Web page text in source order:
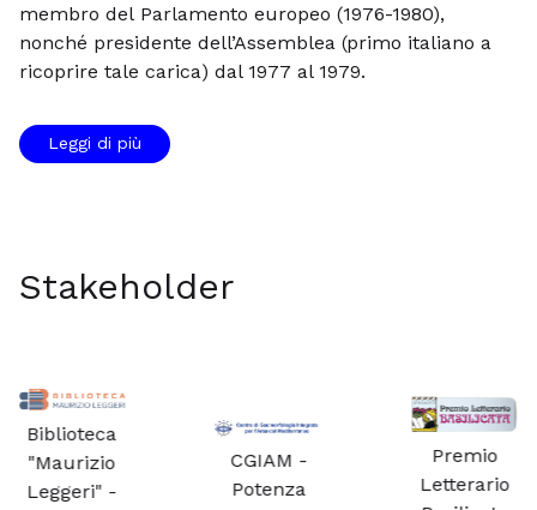
membro del Parlamento europeo (1976-1980),
nonché presidente dell’Assemblea (primo italiano a
ricoprire tale carica) dal 1977 al 1979.
Leggi di più
Stakeholder
CGIAM -
Potenza
Premio
Letterario
Circolo
culturale
"La